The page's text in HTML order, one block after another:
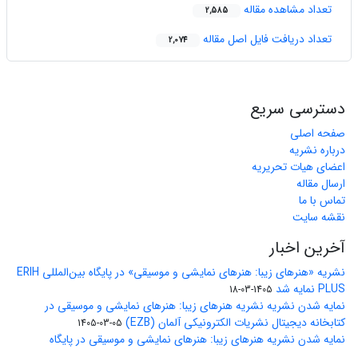
تعداد مشاهده مقاله 2,585
تعداد دریافت فایل اصل مقاله 2,074
دسترسی سریع
صفحه اصلی
درباره نشریه
اعضای هیات تحریریه
ارسال مقاله
تماس با ما
نقشه سایت
آخرین اخبار
نشریه «هنرهای زیبا: هنرهای نمایشی و موسیقی» در پایگاه بین‌المللی ERIH
PLUS نمایه شد
1405-03-18
نمایه شدن نشریه نشریه هنرهای زیبا: هنرهای نمایشی و موسیقی در
کتابخانه دیجیتال نشریات الکترونیکی آلمان (EZB)
1405-03-05
نمایه شدن نشریه هنرهای زیبا: هنرهای نمایشی و موسیقی در پایگاه